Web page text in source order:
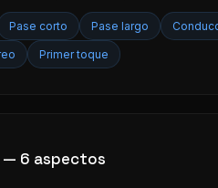
Pase corto Pase largo
Primer toque
— 6 aspectos